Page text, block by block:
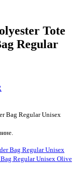
Tote
Regular
Bag Regular Unisex
Bag Regular Unisex
Regular Unisex Olive